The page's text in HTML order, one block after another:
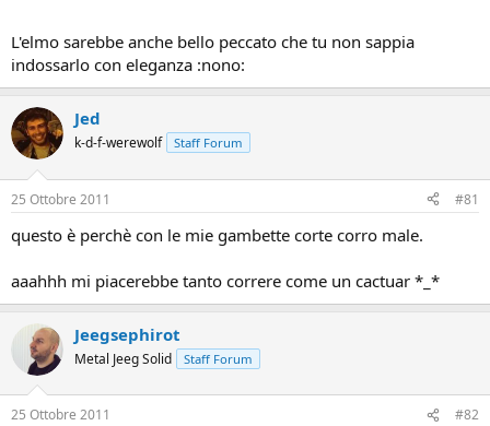
Grazie a Jeeg e Sevial per la serata divertentissima (mica fatta ieri eh,
c'era riunione)
Io ovviamente sono il nano con il casco fighissimo e Jeeg...vuoi
vedere una bella cosa?
Spoiler
L'elmo sarebbe anche bello peccato che tu non sappia
indossarlo con eleganza :nono:
Jed
k-d-f-werewolf Staff Forum
25 Ottobre 2011 #81
questo è perchè con le mie gambette corte corro male.
aaahhh mi piacerebbe tanto correre come un cactuar *_*
Jeegsephirot
Metal Jeeg Solid Staff Forum
25 Ottobre 2011 #82